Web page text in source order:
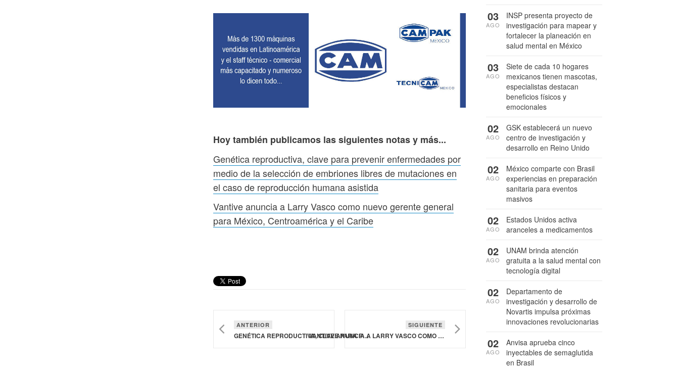
Hoy también publicamos las siguientes notas y más...
Genética reproductiva, clave para prevenir enfermedades por
medio de la selección de embriones libres de mutaciones en
el caso de reproducción humana asistida
Vantive anuncia a Larry Vasco como nuevo gerente general
para México, Centroamérica y el Caribe
ANTERIOR
GENÉTICA REPRODUCTIVA, CLAVE PARA PREVENIR ENFERMEDADES POR MEDIO DE LA SELECCIÓN DE EMBRIONES LIBRES DE MUTACIONES EN EL CASO DE REPRODUCCIÓN HUMANA ASISTIDA
SIGUIENTE
VANTIVE ANUNCIA A LARRY VASCO COMO NUEVO GERENTE GENERAL PARA MÉXICO, CENTROAMÉRICA Y EL CARIBE
INSP presenta proyecto de
investigación para mapear y
fortalecer la planeación en
salud mental en México
03
AGO
Siete de cada 10 hogares
mexicanos tienen mascotas,
especialistas destacan
beneficios físicos y
emocionales
03
AGO
GSK establecerá un nuevo
centro de investigación y
desarrollo en Reino Unido
02
AGO
México comparte con Brasil
experiencias en preparación
sanitaria para eventos
masivos
02
AGO
Estados Unidos activa
aranceles a medicamentos
02
AGO
UNAM brinda atención
gratuita a la salud mental con
tecnología digital
02
AGO
Departamento de
investigación y desarrollo de
Novartis impulsa próximas
innovaciones revolucionarias
02
AGO
Anvisa aprueba cinco
inyectables de semaglutida
en Brasil
02
AGO